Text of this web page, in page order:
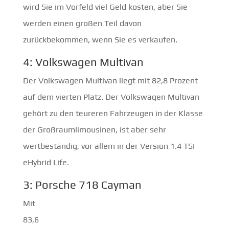
wird Sie im Vorfeld viel Geld kosten, aber Sie
werden einen großen Teil davon
zurückbekommen, wenn Sie es verkaufen.
4: Volkswagen Multivan
Der Volkswagen Multivan liegt mit 82,8 Prozent
auf dem vierten Platz. Der Volkswagen Multivan
gehört zu den teureren Fahrzeugen in der Klasse
der Großraumlimousinen, ist aber sehr
wertbeständig, vor allem in der Version 1.4 TSI
eHybrid Life.
3: Porsche 718 Cayman
Mit
83,6